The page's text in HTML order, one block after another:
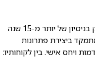
סטודיו פיקסל פרסום ומיתוג עסקי מחזיק בניסיון של יותר מ-15 שנה
ביצירת פתרונות
ויחס אישי. בין לקוחותיו: